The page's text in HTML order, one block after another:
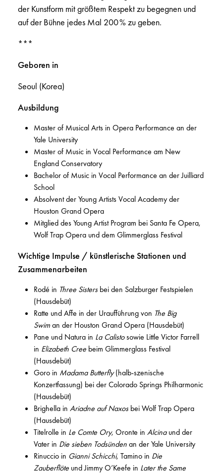
der Kunstform mit größtem Respekt zu begegnen und
auf der Bühne jedes Mal 200 % zu geben.
***
Geboren in
Seoul (Korea)
Ausbildung
Master of Musical Arts in Opera Performance an der
Yale University
Master of Music in Vocal Performance am New
England Conservatory
Bachelor of Music in Vocal Performance an der Juilliard
School
Absolvent der Young Artists Vocal Academy der
Houston Grand Opera
Mitglied des Young Artist Program bei Santa Fe Opera,
Wolf Trap Opera und dem Glimmerglass Festival
Wichtige Impulse / künstlerische Stationen und
Zusammenarbeiten
Rodé in Three Sisters bei den Salzburger Festspielen
(Hausdebüt)
Ratte und Affe in der Uraufführung von The Big
Swiman der Houston Grand Opera (Hausdebüt)
Pane und Natura in La Calistosowie Little Victor Farrell
in Elizabeth Cree beim Glimmerglass Festival
(Hausdebüt)
Goro in Madama Butterfly(halb-szenische
Konzertfassung) bei der Colorado Springs Philharmonic
(Hausdebüt)
Brighella in Ariadne auf Naxos bei Wolf Trap Opera
(Hausdebüt)
Titelrolle in Le Comte Ory, Oronte in Alcinaund der
Vater in Die sieben Todsündenan der Yale University
Rinuccio in Gianni Schicchi, Tamino in Die
Zauberflöte und Jimmy O’Keefe in Later the Same